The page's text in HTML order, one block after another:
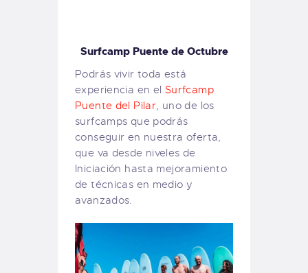
Surfcamp Puente de Octubre
Podrás vivir toda está
experiencia en el Surfcamp
Puente del Pilar, uno de los
surfcamps que podrás
conseguir en nuestra oferta,
que va desde niveles de
Iniciación hasta mejoramiento
de técnicas en medio y
avanzados.